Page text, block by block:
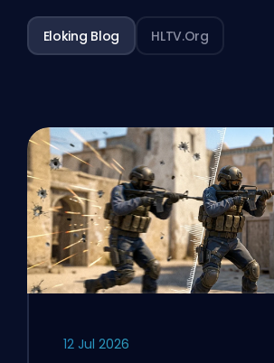
Eloking Blog HLTV.org
12 Jul 2026